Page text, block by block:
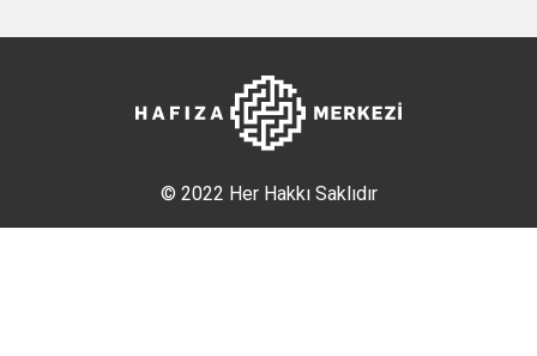
© 2022 Her Hakkı Saklıdır